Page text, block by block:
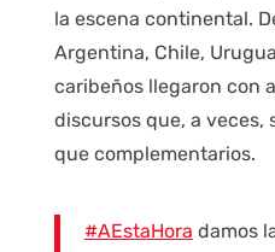
la escena continental.
Argentina, Chile,
caribeños llegaron con
discursos que, a veces,
que complementarios.
#AEstaHora damos